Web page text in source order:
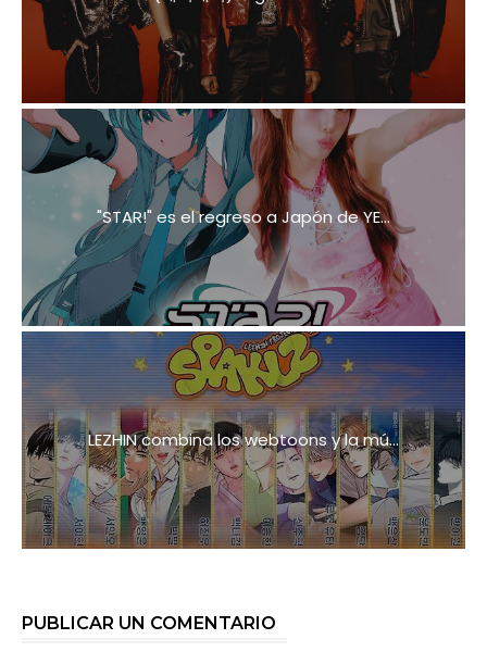
"STAR!" es el regreso a Japón de YE...
LEZHIN combina los webtoons y la mú...
PUBLICAR UN COMENTARIO